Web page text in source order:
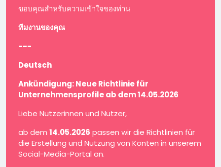
ขอบคุณสำหรับความเข้าใจของท่าน
ทีมงานของคุณ
---
Deutsch
Ankündigung: Neue Richtlinie für
Unternehmensprofile ab dem 14.05.2026
Liebe Nutzerinnen und Nutzer,
ab dem 14.05.2026 passen wir die Richtlinien für
die Erstellung und Nutzung von Konten in unserem
Social-Media-Portal an.